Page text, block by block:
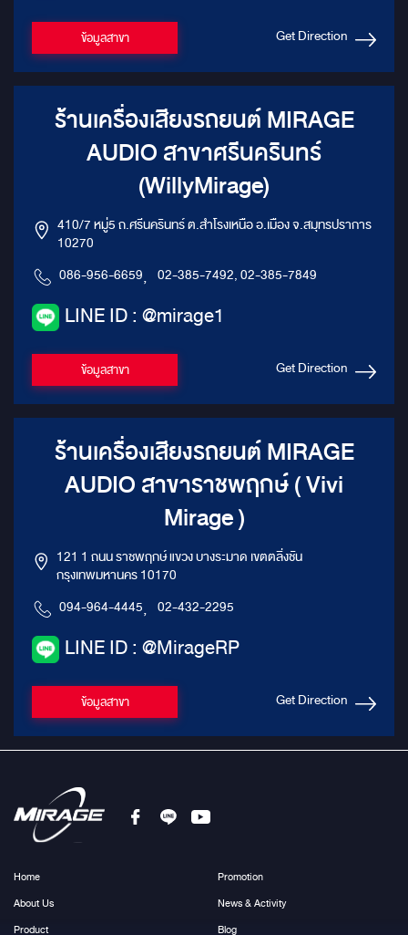
ข้อมูลสาขา Get Direction
ร้านเครื่องเสียงรถยนต์ MIRAGE
AUDIO สาขาศรีนครินทร์
(WillyMirage)
410/7 หมู่5 ถ.ศรีนครินทร์ ต.สำโรงเหนือ อ.เมือง จ.สมุทรปราการ
10270
086-956-6659, 02-385-7492, 02-385-7849
LINE ID : @mirage1
ข้อมูลสาขา Get Direction
ร้านเครื่องเสียงรถยนต์ MIRAGE
AUDIO สาขาราชพฤกษ์ ( Vivi
Mirage )
121 1 ถนน ราชพฤกษ์ แขวง บางระมาด เขตตลิ่งชัน
กรุงเทพมหานคร 10170
094-964-4445, 02-432-2295
LINE ID : @MirageRP
ข้อมูลสาขา Get Direction
Home
About Us
Product
Promotion
News & Activity
Blog